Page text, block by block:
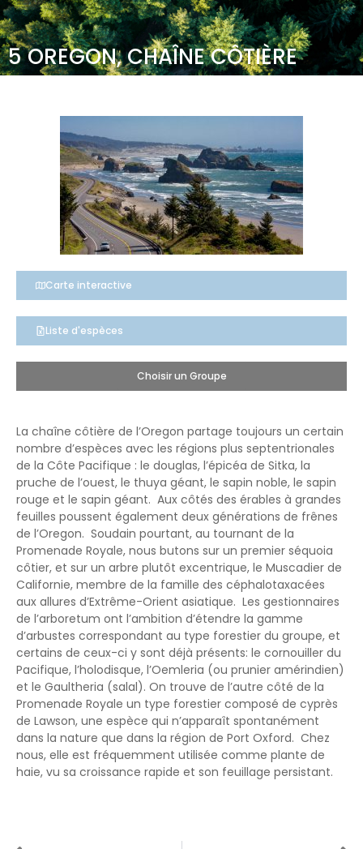
5 OREGON, CHAÎNE CÔTIÈRE
Carte interactive
Liste d'espèces
Choisir un Groupe
La chaîne côtière de l’Oregon partage toujours un certain
nombre d’espèces avec les régions plus septentrionales
de la Côte Pacifique : le douglas, l’épicéa de Sitka, la
pruche de l’ouest, le thuya géant, le sapin noble, le sapin
rouge et le sapin géant. Aux côtés des érables à grandes
feuilles poussent également deux générations de frênes
de l’Oregon. Soudain pourtant, au tournant de la
Promenade Royale, nous butons sur un premier séquoia
côtier, et sur un arbre plutôt excentrique, le Muscadier de
Californie, membre de la famille des céphalotaxacées
aux allures d’Extrême-Orient asiatique. Les gestionnaires
de l’arboretum ont l’ambition d’étendre la gamme
d’arbustes correspondant au type forestier du groupe, et
certains de ceux-ci y sont déjà présents: le cornouiller du
Pacifique, l’holodisque, l’Oemleria (ou prunier amérindien)
et le Gaultheria (salal). On trouve de l’autre côté de la
Promenade Royale un type forestier composé de cyprès
de Lawson, une espèce qui n’apparaît spontanément
dans la nature que dans la région de Port Oxford. Chez
nous, elle est fréquemment utilisée comme plante de
haie, vu sa croissance rapide et son feuillage persistant.